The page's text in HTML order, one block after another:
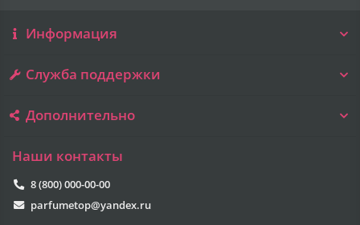
Информация
Служба поддержки
Дополнительно
Наши контакты
8 (800) 000-00-00
parfumetop@yandex.ru